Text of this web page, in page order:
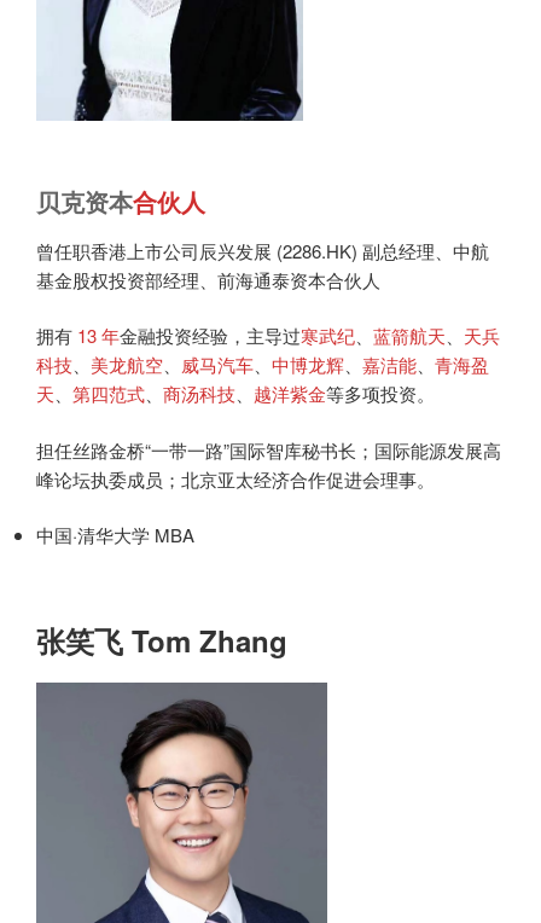
贝克资本合伙人
曾任职香港上市公司辰兴发展 (2286.HK) 副总经理、中航
基金股权投资部经理、前海通泰资本合伙人
拥有 13 年金融投资经验，主导过寒武纪、 蓝箭航天、 天兵
科技、 美龙航空、 威马汽车、 中博龙辉、 嘉洁能、 青海盈
天、 第四范式、 商汤科技、 越洋紫金等多项投资。
担任丝路金桥“一带一路”国际智库秘书长；国际能源发展高
峰论坛执委成员；北京亚太经济合作促进会理事。
中国·清华大学 MBA
张笑飞 Tom Zhang